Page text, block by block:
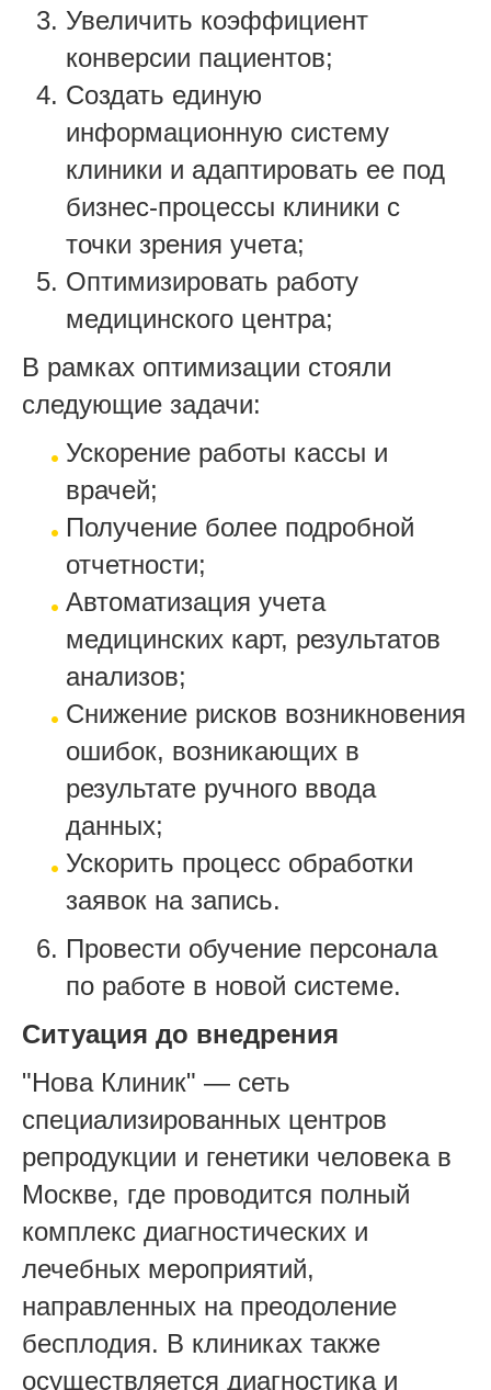
Увеличить коэффициент
конверсии пациентов;
Создать единую
информационную систему
клиники и адаптировать ее под
бизнес-процессы клиники с
точки зрения учета;
Оптимизировать работу
медицинского центра;
В рамках оптимизации стояли
следующие задачи:
Ускорение работы кассы и
врачей;
Получение более подробной
отчетности;
Автоматизация учета
медицинских карт, результатов
анализов;
Снижение рисков возникновения
ошибок, возникающих в
результате ручного ввода
данных;
Ускорить процесс обработки
заявок на запись.
Провести обучение персонала
по работе в новой системе.
Ситуация до внедрения
"Нова Клиник" — сеть
специализированных центров
репродукции и генетики человека в
Москве, где проводится полный
комплекс диагностических и
лечебных мероприятий,
направленных на преодоление
бесплодия. В клиниках также
осуществляется диагностика и